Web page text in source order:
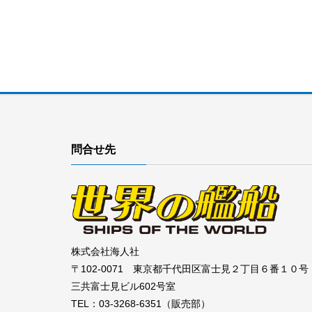
問合せ先
株式会社海人社
〒102-0071 東京都千代田区富士見２丁目６番１０号
三共富士見ビル602号室
TEL：03-3268-6351（販売部）